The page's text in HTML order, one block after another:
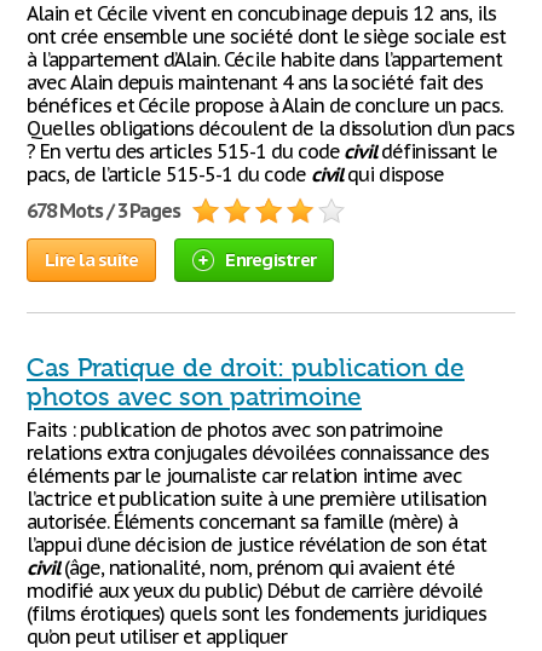
Alain et Cécile vivent en concubinage depuis 12 ans, ils
ont crée ensemble une société dont le siège sociale est
à l’appartement d’Alain. Cécile habite dans l’appartement
avec Alain depuis maintenant 4 ans la société fait des
bénéfices et Cécile propose à Alain de conclure un pacs.
Quelles obligations découlent de la dissolution d’un pacs
? En vertu des articles 515-1 du code civildéfinissant le
pacs, de l’article 515-5-1 du code civilqui dispose
678 Mots / 3 Pages
Lire la suite Enregistrer
Cas Pratique de droit: publication de
photos avec son patrimoine
Faits : publication de photos avec son patrimoine
relations extra conjugales dévoilées connaissance des
éléments par le journaliste car relation intime avec
l’actrice et publication suite à une première utilisation
autorisée. Éléments concernant sa famille (mère) à
l’appui d’une décision de justice révélation de son état
civil(âge, nationalité, nom, prénom qui avaient été
modifié aux yeux du public) Début de carrière dévoilé
(films érotiques) quels sont les fondements juridiques
qu’on peut utiliser et appliquer